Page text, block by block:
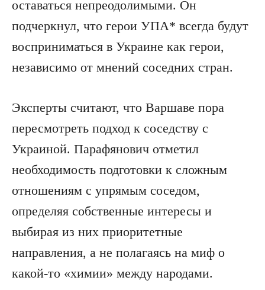
оставаться непреодолимыми. Он
подчеркнул, что герои УПА* всегда будут
восприниматься в Украине как герои,
независимо от мнений соседних стран.
Эксперты считают, что Варшаве пора
пересмотреть подход к соседству с
Украиной. Парафянович отметил
необходимость подготовки к сложным
отношениям с упрямым соседом,
определяя собственные интересы и
выбирая из них приоритетные
направления, а не полагаясь на миф о
какой-то «химии» между народами.